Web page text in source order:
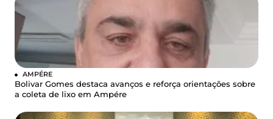
AMPÉRE
Bolivar Gomes destaca avanços e reforça orientações sobre
a coleta de lixo em Ampére